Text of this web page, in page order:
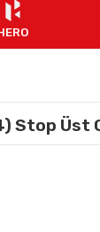
Stop Üst